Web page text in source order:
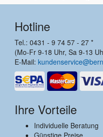
Hotline
Tel.: 0431 - 9 74 57 - 27 *
(Mo-Fr 9-18 Uhr, Sa 9-13
E-Mail:
Ihre Vorteile
Individuelle Beratung
Günstige Preise